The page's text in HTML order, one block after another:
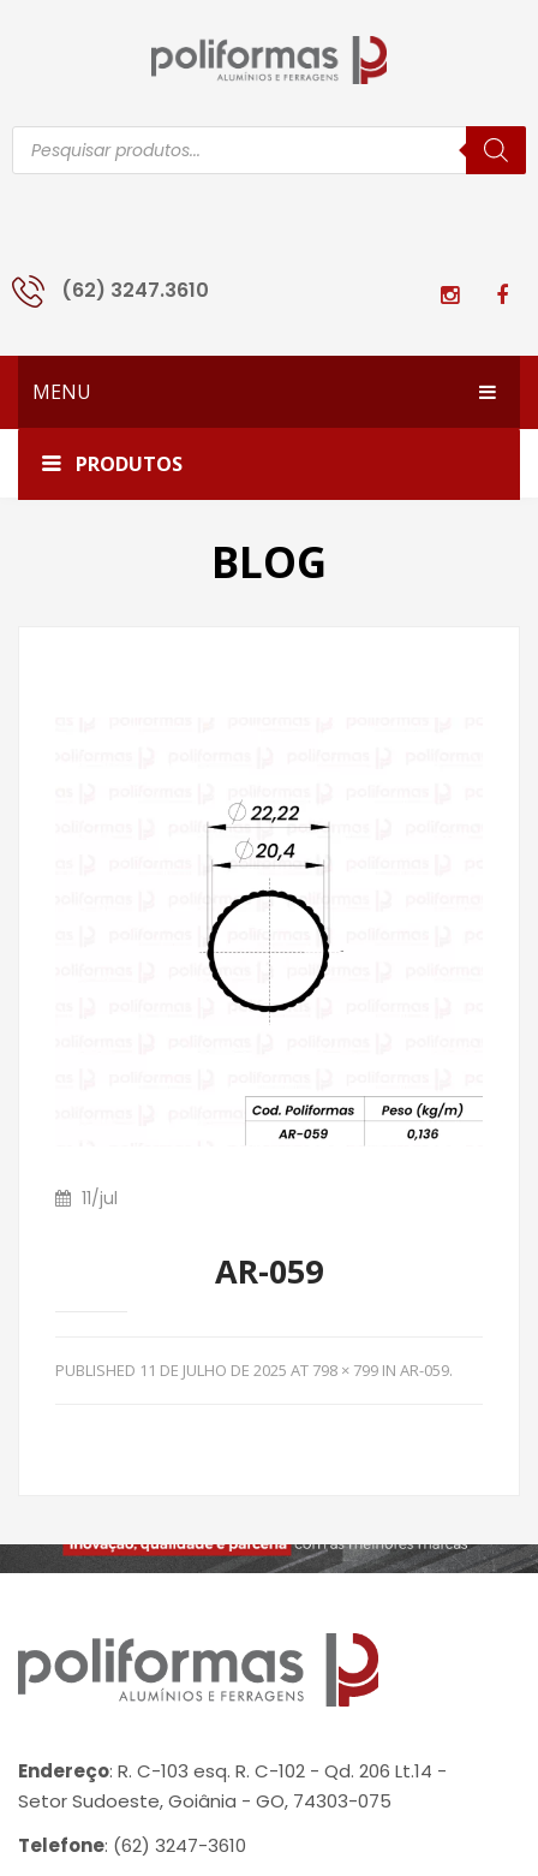
Pesquisar
produtos
(62) 3247.3610
MENU
HOME
EMPRESA
PRODUTOS
Home AR-059
BLOG
11/jul
AR-059
PUBLISHED 11 DE JULHO DE 2025 AT 798 × 799 IN AR-059.
Endereço: R. C-103 esq. R. C-102 - Qd. 206 Lt.14 -
Setor Sudoeste, Goiânia - GO, 74303-075
Telefone: (62) 3247-3610